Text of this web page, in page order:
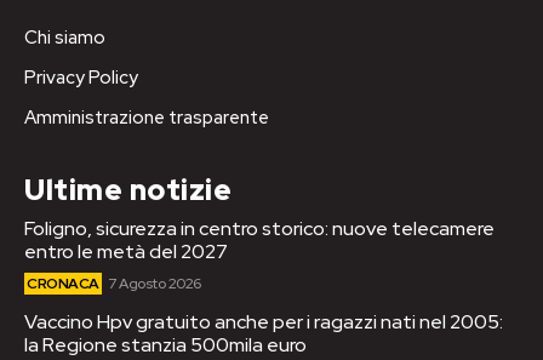
Chi siamo
Privacy Policy
Amministrazione trasparente
Ultime notizie
Foligno, sicurezza in centro storico: nuove telecamere
entro le metà del 2027
CRONACA 7 Agosto 2026
Vaccino Hpv gratuito anche per i ragazzi nati nel 2005:
la Regione stanzia 500mila euro